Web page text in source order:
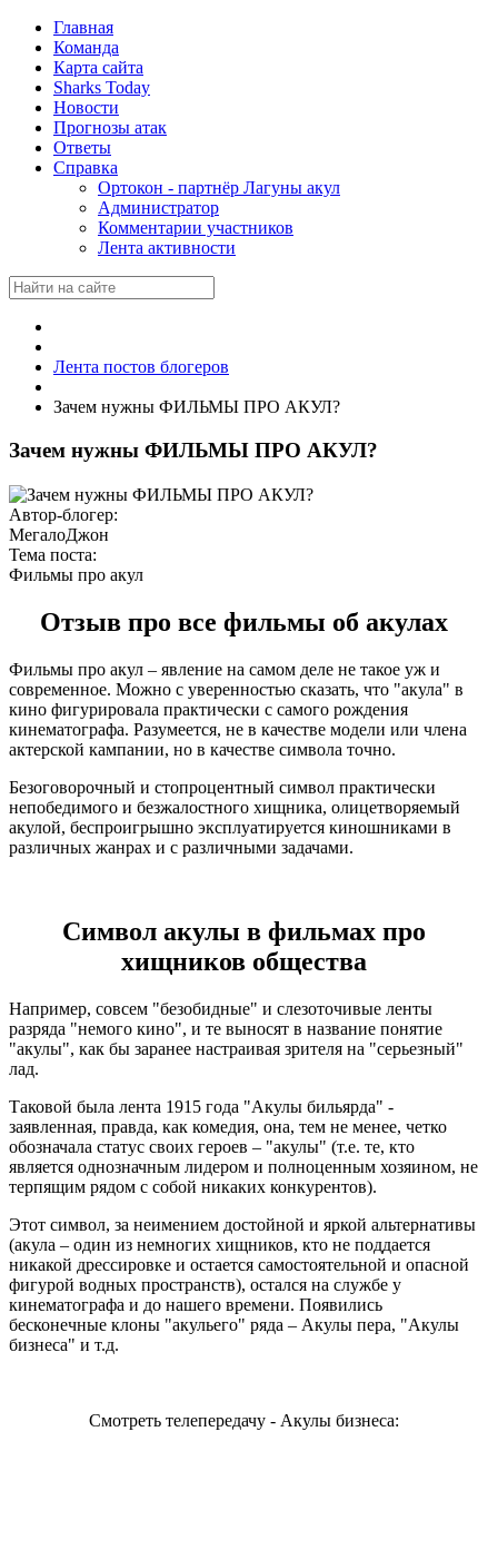
Главная
Команда
Карта сайта
Sharks Today
Новости
Прогнозы атак
Ответы
Справка
Ортокон - партнёр Лагуны акул
Администратор
Комментарии участников
Лента активности
Лента постов блогеров
Зачем нужны ФИЛЬМЫ ПРО АКУЛ?
Зачем нужны ФИЛЬМЫ ПРО АКУЛ?
Автор-блогер:
МегалоДжон
Тема поста:
Фильмы про акул
Отзыв про все фильмы об акулах
Фильмы про акул – явление на самом деле не такое уж и
современное. Можно с уверенностью сказать, что "акула" в
кино фигурировала практически с самого рождения
кинематографа. Разумеется, не в качестве модели или члена
актерской кампании, но в качестве символа точно.
Безоговорочный и стопроцентный символ практически
непобедимого и безжалостного хищника, олицетворяемый
акулой, беспроигрышно эксплуатируется киношниками в
различных жанрах и с различными задачами.
Символ акулы в фильмах про
хищников общества
Например, совсем "безобидные" и слезоточивые ленты
разряда "немого кино", и те выносят в название понятие
"акулы", как бы заранее настраивая зрителя на "серьезный"
лад.
Таковой была лента 1915 года "Акулы бильярда" -
заявленная, правда, как комедия, она, тем не менее, четко
обозначала статус своих героев – "акулы" (т.е. те, кто
является однозначным лидером и полноценным хозяином, не
терпящим рядом с собой никаких конкурентов).
Этот символ, за неимением достойной и яркой альтернативы
(акула – один из немногих хищников, кто не поддается
никакой дрессировке и остается самостоятельной и опасной
фигурой водных пространств), остался на службе у
кинематографа и до нашего времени. Появились
бесконечные клоны "акульего" ряда – Акулы пера, "Акулы
бизнеса" и т.д.
Смотреть телепередачу - Акулы бизнеса: